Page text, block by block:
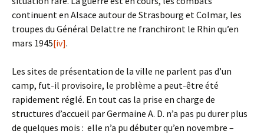
continuent en Alsace autour de Strasbourg et Colmar, les
troupes du Général Delattre ne franchiront le Rhin qu’en
mars 1945[iv].
Les sites de présentation de la ville ne parlent pas d’un
camp, fut-il provisoire, le problème a peut-être été
rapidement réglé. En tout cas la prise en charge de
structures d’accueil par Germaine A. D. n’a pas pu durer plus
de quelques mois : elle n’a pu débuter qu’en novembre –